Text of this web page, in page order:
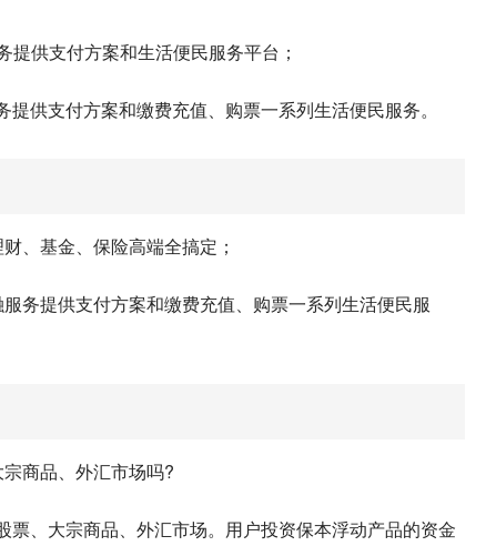
供支付方案和生活便民服务平台；
供支付方案和缴费充值、购票一系列生活便民服务。
、基金、保险高端全搞定；
务提供支付方案和缴费充值、购票一系列生活便民服
商品、外汇市场吗?
、大宗商品、外汇市场。用户投资保本浮动产品的资金